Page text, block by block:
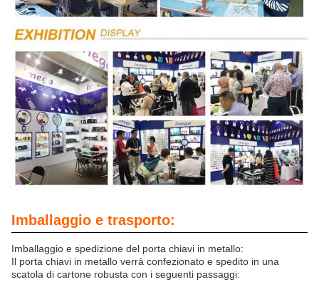
Imballaggio e trasporto:
Imballaggio e spedizione del porta chiavi in metallo:
Il porta chiavi in metallo verrà confezionato e spedito in una
scatola di cartone robusta con i seguenti passaggi: